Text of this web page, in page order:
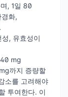
, 1일 80
화,
, 유효성이
mg
까지 증량할
소를 고려해야
투여한다. 이